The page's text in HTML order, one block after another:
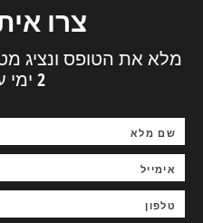
צרו
מלא את הטופס ונציג
2 ימי עסקים